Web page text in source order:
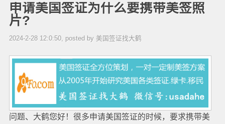
申请美国签证为什么要携带美签照
片?
2024-2-28 12:0:50, posted by 美国签证找大鹤
问题、大鹤您好！很多申请美国签证的时候，要求携带美